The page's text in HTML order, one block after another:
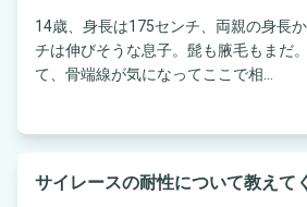
14歳、身長は175センチ、両親の身長
チは伸びそうな息子。髭も腋毛もまだ
て、骨端線が気になってここで相...
サイレースの耐性について教えて